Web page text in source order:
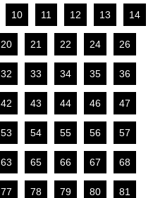
10 11 12 13 14
20 21 22 24 26
32 33 34 35 36
42 43 44 46 47
53 54 55 56 57
63 65 66 67 68
77 78 79 80 81